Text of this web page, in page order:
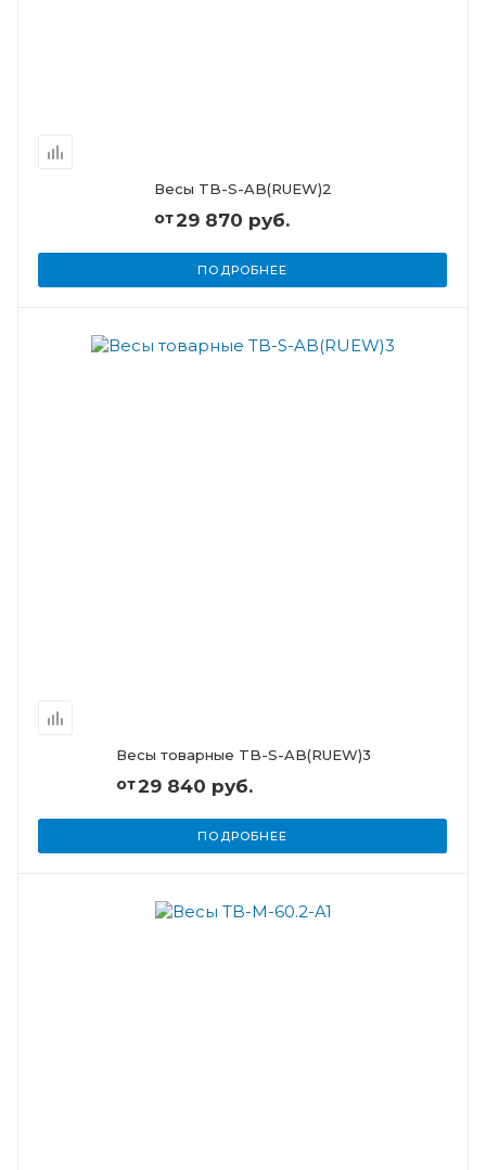
Весы TB-S-AB(RUEW)2
от29 870 руб.
ПОДРОБНЕЕ
Весы товарные TB-S-AB(RUEW)3
от29 840 руб.
ПОДРОБНЕЕ